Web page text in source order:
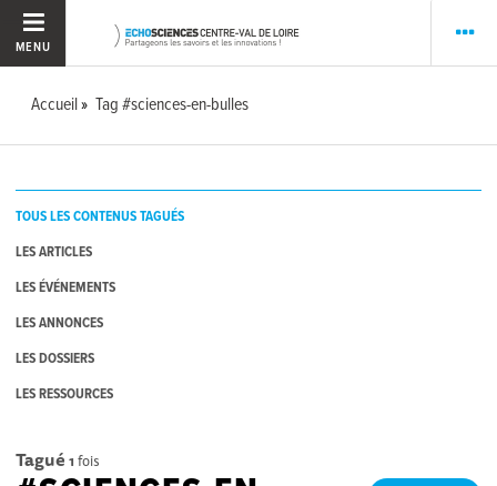
MENU
Accueil Tag #sciences-en-bulles
TOUS LES CONTENUS TAGUÉS
LES ARTICLES
LES ÉVÉNEMENTS
LES ANNONCES
LES DOSSIERS
LES RESSOURCES
Tagué 1 fois